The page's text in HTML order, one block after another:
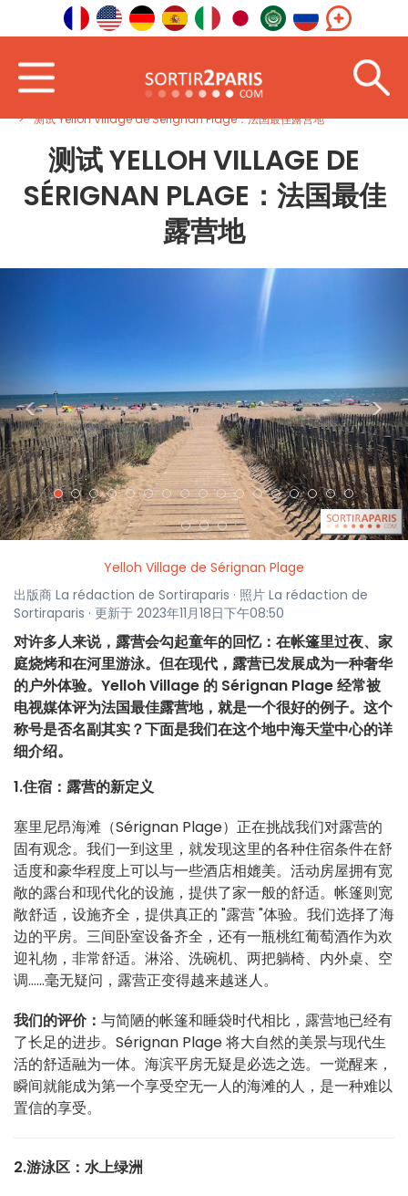
测试 Yelloh Village de Sérignan Plage：法国最佳露营地
测试 YELLOH VILLAGE DE
SÉRIGNAN PLAGE：法国最佳
露营地
< >
Yelloh Village de Sérignan Plage
出版商 La rédaction de Sortiraparis · 照片 La rédaction de
Sortiraparis · 更新于 2023年11月18日下午08:50
对许多人来说，露营会勾起童年的回忆：在帐篷里过夜、家
庭烧烤和在河里游泳。但在现代，露营已发展成为一种奢华
的户外体验。Yelloh Village 的 Sérignan Plage 经常被
电视媒体评为法国最佳露营地，就是一个很好的例子。这个
称号是否名副其实？下面是我们在这个地中海天堂中心的详
细介绍。
1.住宿：露营的新定义
塞里尼昂海滩（Sérignan Plage）正在挑战我们对露营的
固有观念。我们一到这里，就发现这里的各种住宿条件在舒
适度和豪华程度上可以与一些酒店相媲美。活动房屋拥有宽
敞的露台和现代化的设施，提供了家一般的舒适。帐篷则宽
敞舒适，设施齐全，提供真正的 "露营 "体验。我们选择了海
边的平房。三间卧室设备齐全，还有一瓶桃红葡萄酒作为欢
迎礼物，非常舒适。淋浴、洗碗机、两把躺椅、内外桌、空
调......毫无疑问，露营正变得越来越迷人。
我们的评价： 与简陋的帐篷和睡袋时代相比，露营地已经有
了长足的进步。Sérignan Plage 将大自然的美景与现代生
活的舒适融为一体。海滨平房无疑是必选之选。一觉醒来，
瞬间就能成为第一个享受空无一人的海滩的人，是一种难以
置信的享受。
2.游泳区：水上绿洲